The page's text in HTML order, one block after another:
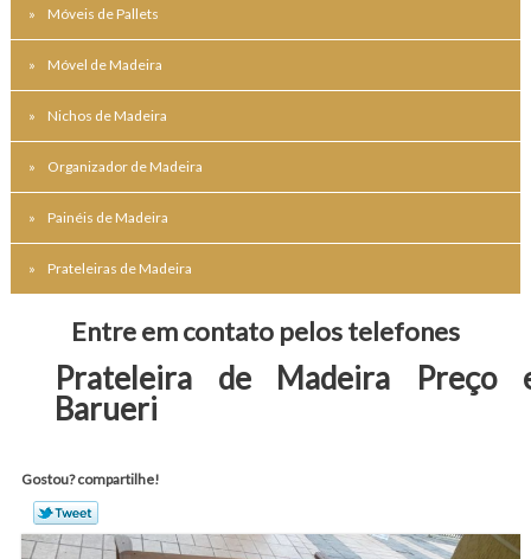
Móveis de Pallets
Móvel de Madeira
Nichos de Madeira
Organizador de Madeira
Painéis de Madeira
Prateleiras de Madeira
Entre em contato pelos telefones
Prateleira de Madeira Preço
Barueri
Gostou? compartilhe!